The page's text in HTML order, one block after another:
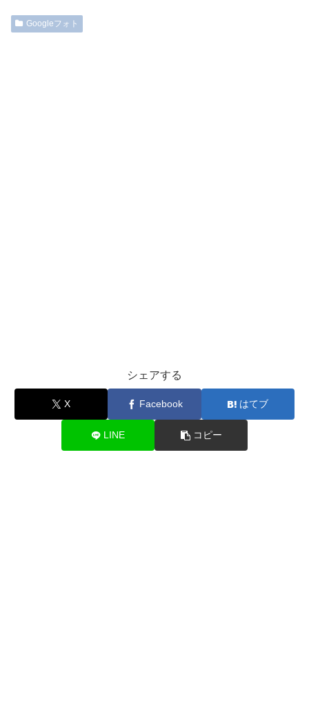
Googleフォト
シェアする
X Facebook はてブ
LINE コピー